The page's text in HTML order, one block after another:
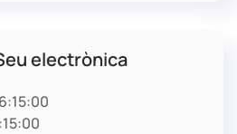
electrònica